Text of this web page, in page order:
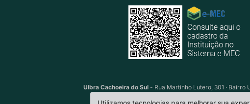
Ulbra Cachoeira do Sul - Rua Martinho Lutero, 301 · Bairro